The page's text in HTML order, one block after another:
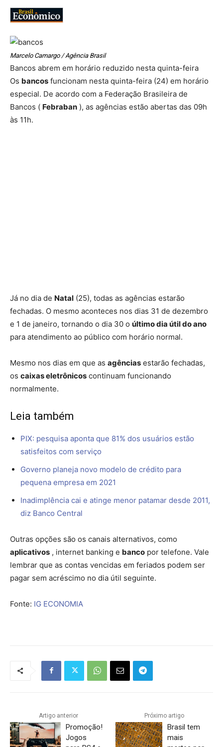
Marcelo Camargo / Agência Brasil
Bancos abrem em horário reduzido nesta quinta-feira
Os bancos funcionam nesta quinta-feira (24) em horário
especial. De acordo com a Federação Brasileira de
Bancos ( Febraban ), as agências estão abertas das 09h
às 11h.
Já no dia de Natal (25), todas as agências estarão
fechadas. O mesmo aconteces nos dias 31 de dezembro
e 1 de janeiro, tornando o dia 30 o último dia útil do ano
para atendimento ao público com horário normal.
Mesmo nos dias em que as agências estarão fechadas,
os caixas eletrônicos continuam funcionando
normalmente.
Leia também
PIX: pesquisa aponta que 81% dos usuários estão
satisfeitos com serviço
Governo planeja novo modelo de crédito para
pequena empresa em 2021
Inadimplência cai e atinge menor patamar desde 2011,
diz Banco Central
Outras opções são os canais alternativos, como
aplicativos , internet banking e banco por telefone. Vale
lembrar que as contas vencidas em feriados podem ser
pagar sem acréscimo no dia útil seguinte.
Fonte: IG ECONOMIA
Artigo anterior
Promoção!
Jogos
Próximo artigo
Brasil tem
mais